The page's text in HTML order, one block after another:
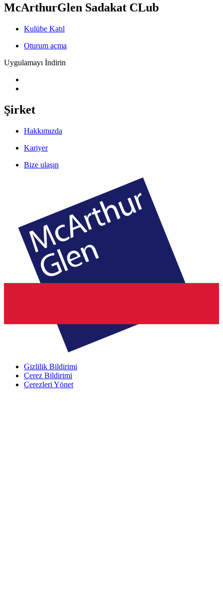
McArthurGlen Sadakat CLub
Kulübe Katıl
Oturum açma
Uygulamayı İndirin
Şirket
Hakkımızda
Kariyer
Bize ulaşın
Gizlilik Bildirimi
Çerez Bildirimi
Çerezleri Yönet